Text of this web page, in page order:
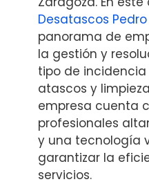
Desatascos Pedro
panorama de
la gestión y
tipo de
atascos y
empresa cuenta
profesionales
y una tecnología
garantizar la
servicios.